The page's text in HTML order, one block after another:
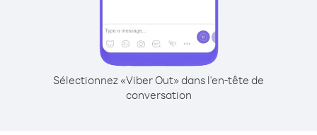
Sélectionnez «Viber Out» dans l'en-tête de
conversation